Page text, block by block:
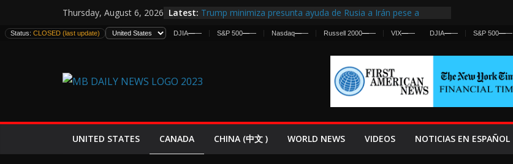
to
content
Thursday, August 6, 2026 Latest: Trump minimiza presunta ayuda de Rusia a Irán pese a
estadounidenses
España y Marruecos Frenan Cruce Masivo hacia Ceuta
El Mercado de Bonos Lanza una Advertencia a la Fed
EE.UU. Lanza Nueva Ofensiva contra Irán y la Guerra se
Status: CLOSED (last update) DJIA—— S&P 500—— Nasdaq—— Russell 2000—— VIX—— DJIA—— S&P 500——
UNITED STATES CANADA CHINA (中文 ) WORLD NEWS VIDEOS NOTICIAS EN ESPAÑOL